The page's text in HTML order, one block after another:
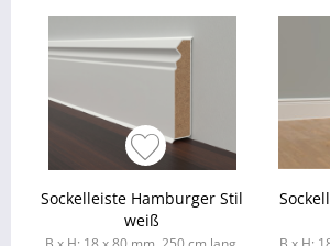
Sockelleiste Hamburger Stil
weiß